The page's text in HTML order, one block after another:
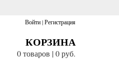
Войти|Регистрация
КОРЗИНА
0 товаров |0 руб.